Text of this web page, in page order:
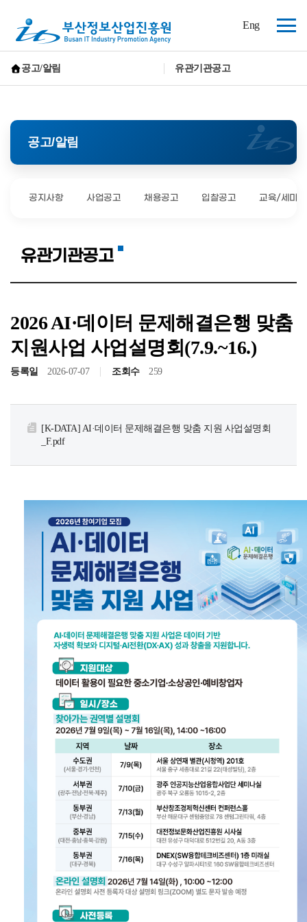
(재)
부
산
정
보
산
업
Eng
체
공고/알림 공지사항
BIPA소식 보도자료 포토뉴스
사업안내 추진사업
홍보자료 정기간행물
BIPA소개 인사말 설립목적/연혁
공고/알림 유관기관공고
공고/알림
공지사항 사업공고 채용공고 입찰공고 교육/세미나
유관기관공고
2026 AI·데이터 문제해결은행 맞춤
지원사업 사업설명회(7.9.~16.)
등록일 2026-07-07 조회수 259
[K-DATA] AI·데이터 문제해결은행 맞춤 지원 사업설명회
_F.pdf